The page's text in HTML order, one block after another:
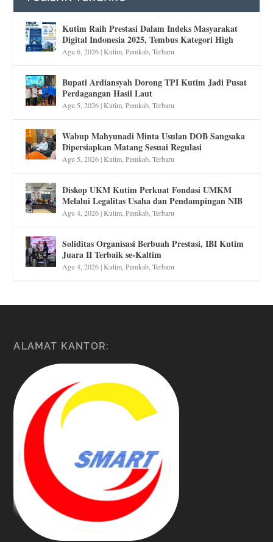
Kutim Raih Prestasi Dalam Indeks Masyarakat
Digital Indonesia 2025, Tembus Kategori High
Agu 6, 2026|Kutim ,Pemkab ,Terbaru
Bupati Ardiansyah Dorong TPI Kutim Jadi Pusat
Perdagangan Hasil Laut
Agu 5, 2026|Kutim ,Pemkab ,Terbaru
Wabup Mahyunadi Minta Usulan DOB Sangsaka
Dipersiapkan Matang Sesuai Regulasi
Agu 5, 2026|Kutim ,Pemkab ,Terbaru
Diskop UKM Kutim Perkuat Fondasi UMKM
Melalui Legalitas Usaha dan Pendampingan NIB
Agu 4, 2026|Kutim ,Pemkab ,Terbaru
Soliditas Organisasi Berbuah Prestasi, IBI Kutim
Juara II Terbaik se-Kaltim
Agu 4, 2026|Kutim ,Pemkab ,Terbaru
ALAMAT KANTOR: